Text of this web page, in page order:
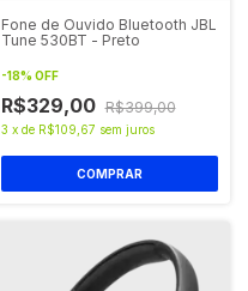
Fone de Ouvido Bluetooth JBL
Tune 530BT - Preto
-18% OFF
R$329,00 R$399,00
3 x de R$109,67 sem juros